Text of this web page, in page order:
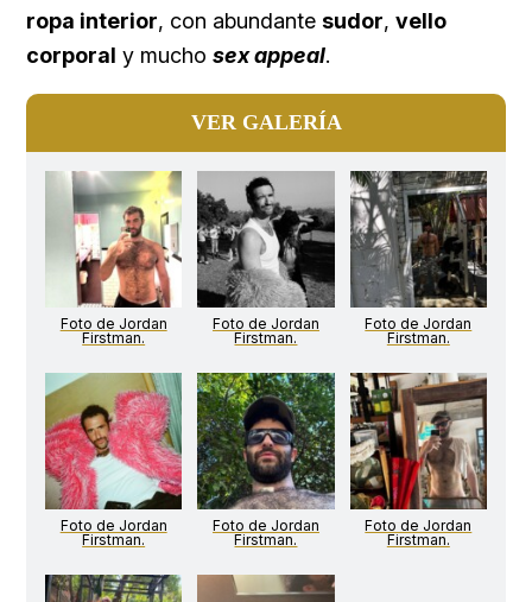
ropa interior, con abundante sudor, vello
corporal y mucho sexappeal.
VER GALERÍA
Foto de Jordan
Firstman.
Foto de Jordan
Firstman.
Foto de Jordan
Firstman.
Foto de Jordan
Firstman.
Foto de Jordan
Firstman.
Foto de Jordan
Firstman.